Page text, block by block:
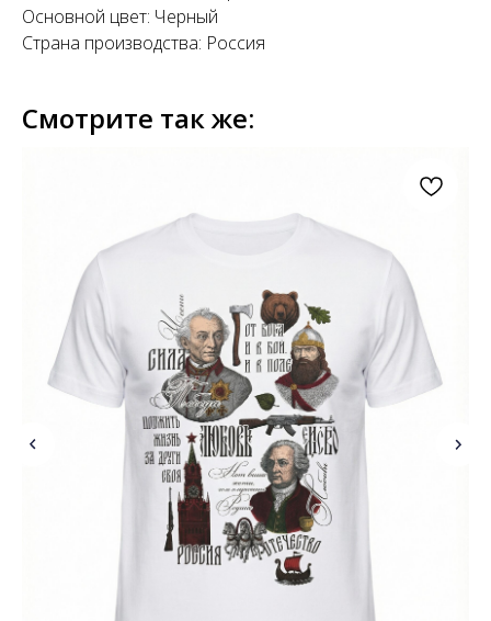
Основной цвет: Черный
Страна производства: Россия
Смотрите так же: